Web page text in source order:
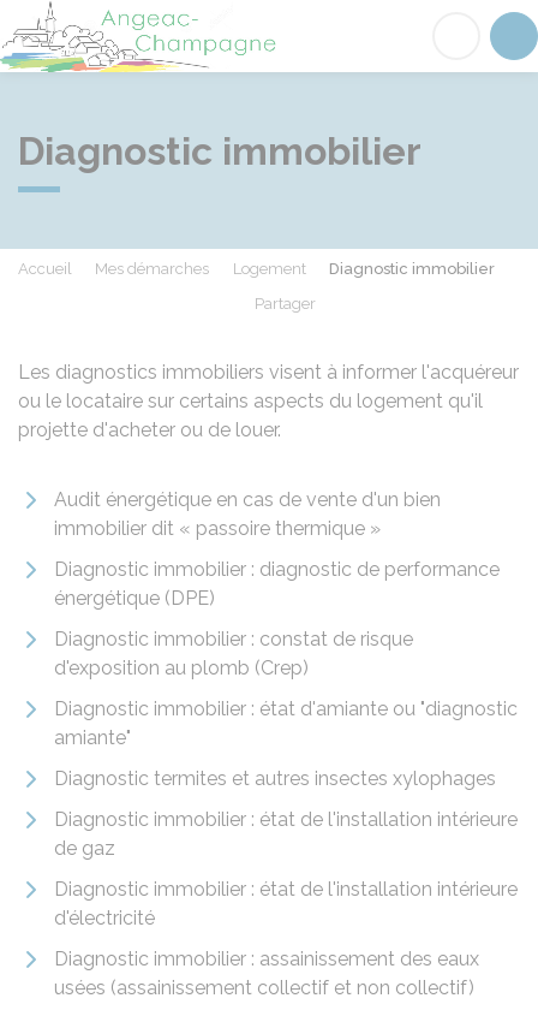
Angeac-Champagne
Diagnostic immobilier
Accueil Mes démarches Logement
Diagnostic immobilier
Partager
Les diagnostics immobiliers visent à informer l'acquéreur
ou le locataire sur certains aspects du logement qu'il
projette d'acheter ou de louer.
Audit énergétique en cas de vente d'un bien
immobilier dit « passoire thermique »
Diagnostic immobilier : diagnostic de performance
énergétique (DPE)
Diagnostic immobilier : constat de risque
d'exposition au plomb (Crep)
Diagnostic immobilier : état d'amiante ou "diagnostic
amiante"
Diagnostic termites et autres insectes xylophages
Diagnostic immobilier : état de l'installation intérieure
de gaz
Diagnostic immobilier : état de l'installation intérieure
d'électricité
Diagnostic immobilier : assainissement des eaux
usées (assainissement collectif et non collectif)